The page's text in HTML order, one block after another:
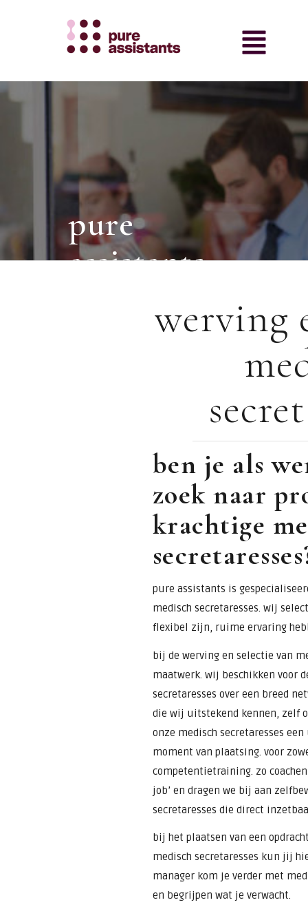
pure
assistants
intermediair
secretaresses
werving
ben je als
zoek naar
krachtige
pure assistants is
medisch secretaresses. wij
flexibel zijn, ruime ervaring
bij de werving en selectie van
maatwerk. wij beschikken voor
secretaresses over een breed
die wij uitstekend kennen, zelf
onze medisch secretaresses
moment van plaatsing. voor
competentietraining. zo
job’ en dragen we bij aan
secretaresses die direct
bij het plaatsen van een
medisch secretaresses kun jij
manager kom je verder met
en begrijpen wat je verwacht.